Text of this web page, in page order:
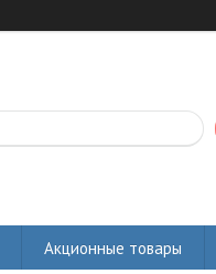
Акционные товары